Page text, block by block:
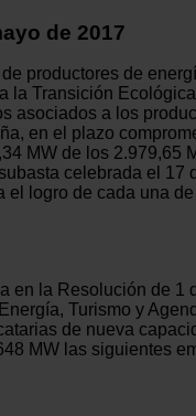
de 2017
productores de
la Transición
asociados a los
en el plazo
MW de los 2.979,65
celebrada el 17
el logro de cada una
en la Resolución de 1
Turismo y
de nueva
MW las siguientes